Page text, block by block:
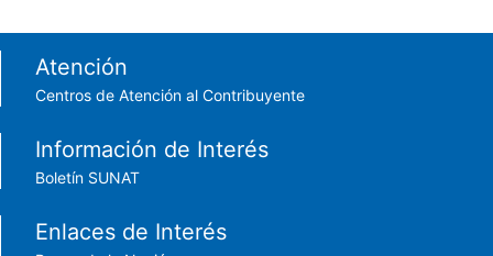
Footer menu
Atención
Centros de Atención al Contribuyente
Información de Interés
Boletín SUNAT
Enlaces de Interés